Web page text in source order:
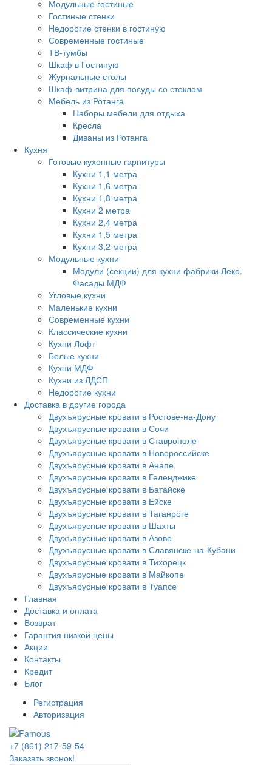
Модульные гостиные
Гостиные стенки
Недорогие стенки в гостиную
Современные гостиные
ТВ-тумбы
Шкаф в Гостиную
Журнальные столы
Шкаф-витрина для посуды со стеклом
Мебель из Ротанга
Наборы мебели для отдыха
Кресла
Диваны из Ротанга
Кухня
Готовые кухонные гарнитуры
Кухни 1,1 метра
Кухни 1,6 метра
Кухни 1,8 метра
Кухни 2 метра
Кухни 2,4 метра
Кухни 1,5 метра
Кухни 3,2 метра
Модульные кухни
Модули (секции) для кухни фабрики Леко.
Фасады МДФ
Угловые кухни
Маленькие кухни
Современные кухни
Классические кухни
Кухни Лофт
Белые кухни
Кухни МДФ
Кухни из ЛДСП
Недорогие кухни
Доставка в другие города
Двухъярусные кровати в Ростове-на-Дону
Двухъярусные кровати в Сочи
Двухъярусные кровати в Ставрополе
Двухъярусные кровати в Новороссийске
Двухъярусные кровати в Анапе
Двухъярусные кровати в Геленджике
Двухъярусные кровати в Батайске
Двухъярусные кровати в Ейске
Двухъярусные кровати в Таганроге
Двухъярусные кровати в Шахты
Двухъярусные кровати в Азове
Двухъярусные кровати в Славянске-на-Кубани
Двухъярусные кровати в Тихорецк
Двухъярусные кровати в Майкопе
Двухъярусные кровати в Туапсе
Главная
Доставка и оплата
Возврат
Гарантия низкой цены
Акции
Контакты
Кредит
Блог
Регистрация
Авторизация
+7 (861) 217-59-54
Заказать звонок!